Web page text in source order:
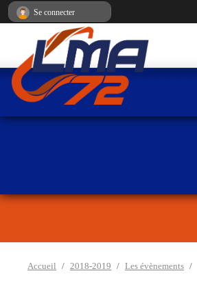
Accueil 2018-2019 Les évènements
Se connecter
Panneau de gestion des cookies